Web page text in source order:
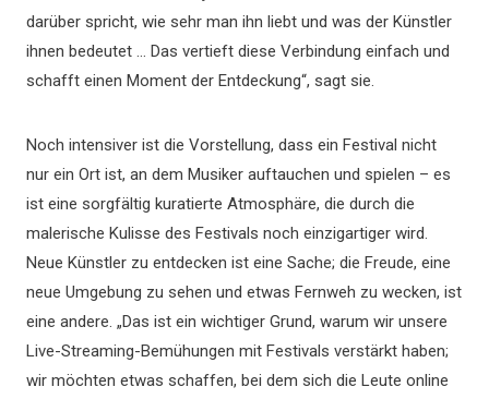
darüber spricht, wie sehr man ihn liebt und was der Künstler
ihnen bedeutet … Das vertieft diese Verbindung einfach und
schafft einen Moment der Entdeckung“, sagt sie.
Noch intensiver ist die Vorstellung, dass ein Festival nicht
nur ein Ort ist, an dem Musiker auftauchen und spielen – es
ist eine sorgfältig kuratierte Atmosphäre, die durch die
malerische Kulisse des Festivals noch einzigartiger wird.
Neue Künstler zu entdecken ist eine Sache; die Freude, eine
neue Umgebung zu sehen und etwas Fernweh zu wecken, ist
eine andere. „Das ist ein wichtiger Grund, warum wir unsere
Live-Streaming-Bemühungen mit Festivals verstärkt haben;
wir möchten etwas schaffen, bei dem sich die Leute online